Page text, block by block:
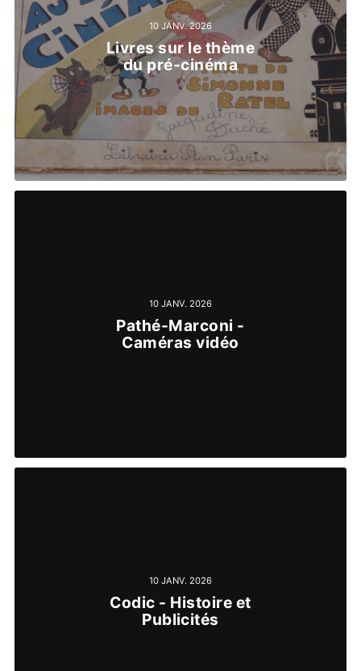
10 JANV. 2026
Livres sur le thème
du pré-cinéma
10 JANV. 2026
Pathé-Marconi -
Caméras vidéo
10 JANV. 2026
Codic - Histoire et
Publicités